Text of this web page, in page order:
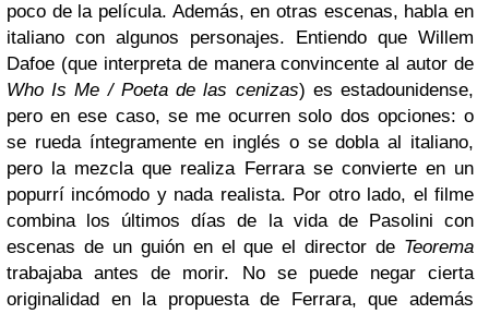
poco de la película. Además, en otras escenas, habla en
italiano con algunos personajes. Entiendo que Willem
Dafoe (que interpreta de manera convincente al autor de
Who Is Me / Poeta de las cenizas) es estadounidense,
pero en ese caso, se me ocurren solo dos opciones: o
se rueda íntegramente en inglés o se dobla al italiano,
pero la mezcla que realiza Ferrara se convierte en un
popurrí incómodo y nada realista. Por otro lado, el filme
combina los últimos días de la vida de Pasolini con
escenas de un guión en el que el director de Teorema
trabajaba antes de morir. No se puede negar cierta
originalidad en la propuesta de Ferrara, que además